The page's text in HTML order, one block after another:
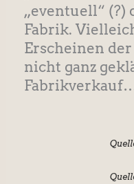
„eventuell“
Fabrik.
Erscheinen
nicht ganz